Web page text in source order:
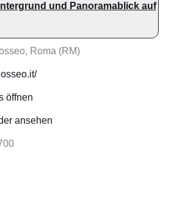
und Panoramablick auf
Roma (RM)
öffnen
ansehen